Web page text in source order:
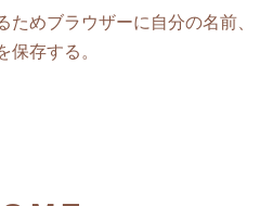
ためブラウザーに自分の名前、
保存する。